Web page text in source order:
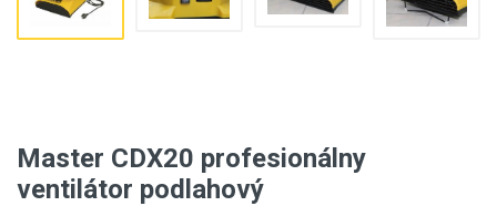
Master CDX20 profesionálny
ventilátor podlahový